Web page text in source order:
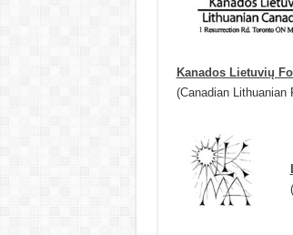
Kanados Lietuvių
(Canadian Lithuanian